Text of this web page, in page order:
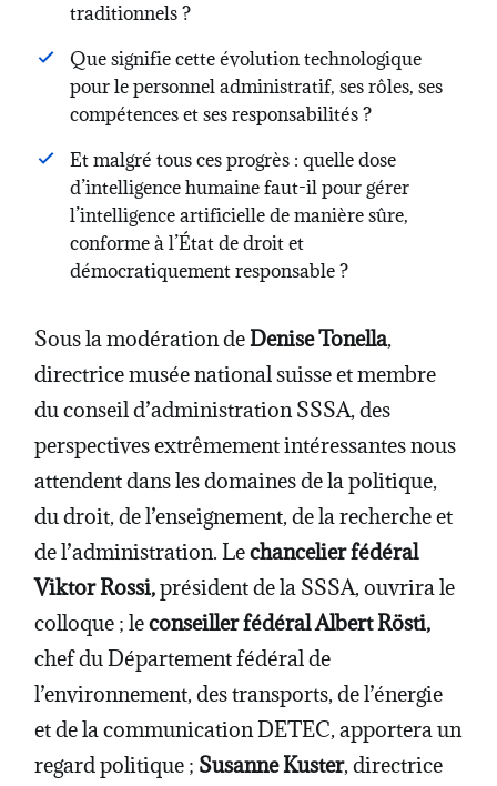
traditionnels ?
Que signifie cette évolution technologique
pour le personnel administratif, ses rôles, ses
compétences et ses responsabilités ?
Et malgré tous ces progrès : quelle dose
d’intelligence humaine faut-il pour gérer
l’intelligence artificielle de manière sûre,
conforme à l’État de droit et
démocratiquement responsable ?
Sous la modération deDenise Tonella,
directrice musée national suisse et membre
du conseil d’administration SSSA, des
perspectives extrêmement intéressantes nous
attendent dans les domaines de la politique,
du droit, de l’enseignement, de la recherche et
de l’administration. Lechancelier fédéral
Viktor Rossi,président de la SSSA, ouvrira le
colloque ; leconseiller fédéral Albert Rösti,
chef du Département fédéral de
l’environnement, des transports, de l’énergie
et de la communication DETEC, apportera un
regard politique ; Susanne Kuster, directrice